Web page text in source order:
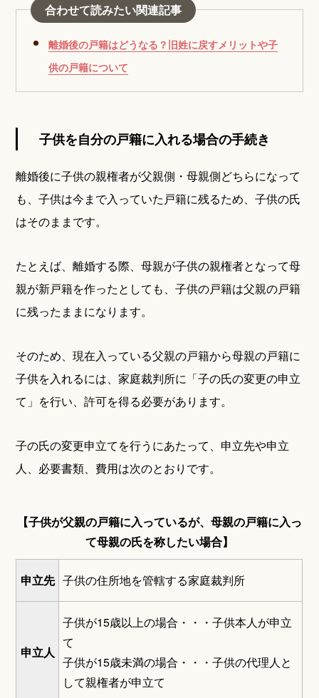
合わせて読みたい関連記事
離婚後の戸籍はどうなる？旧姓に戻すメリットや子
供の戸籍について
子供を自分の戸籍に入れる場合の手続き
離婚後に子供の親権者が父親側・母親側どちらになって
も、子供は今まで入っていた戸籍に残るため、子供の氏
はそのままです。
たとえば、離婚する際、母親が子供の親権者となって母
親が新戸籍を作ったとしても、子供の戸籍は父親の戸籍
に残ったままになります。
そのため、現在入っている父親の戸籍から母親の戸籍に
子供を入れるには、家庭裁判所に「子の氏の変更の申立
て」を行い、許可を得る必要があります。
子の氏の変更申立てを行うにあたって、申立先や申立
人、必要書類、費用は次のとおりです。
【子供が父親の戸籍に入っているが、母親の戸籍に入っ
て母親の氏を称したい場合】
申立先 子供の住所地を管轄する家庭裁判所
申立人
子供が15歳以上の場合・・・子供本人が申立
て
子供が15歳未満の場合・・・子供の代理人と
して親権者が申立て